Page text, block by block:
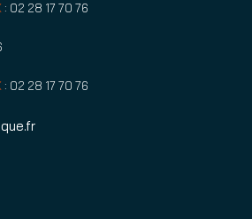
: 02 28 17 70 76
: 02 28 17 70 76